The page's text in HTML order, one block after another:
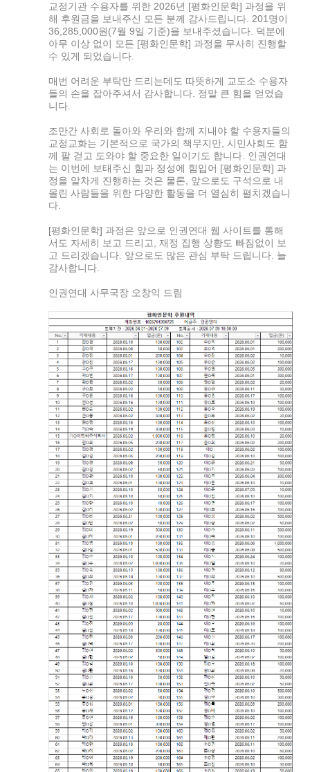
교정기관 수용자를 위한 2026년 [평화인문학] 과정을 위
해 후원금을 보내주신 모든 분께 감사드립니다. 201명이
36,285,000원(7월 9일 기준)을 보내주셨습니다. 덕분에
아무 이상 없이 모든 [평화인문학] 과정을 무사히 진행할
수 있게 되었습니다.
매번 어려운 부탁만 드리는데도 따뜻하게 교도소 수용자
들의 손을 잡아주셔서 감사합니다. 정말 큰 힘을 얻었습
니다.
조만간 사회로 돌아와 우리와 함께 지내야 할 수용자들의
교정교화는 기본적으로 국가의 책무지만, 시민사회도 함
께 팔 걷고 도와야 할 중요한 일이기도 합니다. 인권연대
는 이번에 보태주신 힘과 정성에 힘입어 [평화인문학] 과
정을 알차게 진행하는 것은 물론, 앞으로도 구석으로 내
몰린 사람들을 위한 다양한 활동을 더 열심히 펼치겠습니
다.
[평화인문학] 과정은 앞으로 인권연대 웹 사이트를 통해
서도 자세히 보고 드리고, 재정 집행 상황도 빠짐없이 보
고 드리겠습니다. 앞으로도 많은 관심 부탁 드립니다. 늘
감사합니다.
인권연대 사무국장 오창익 드림